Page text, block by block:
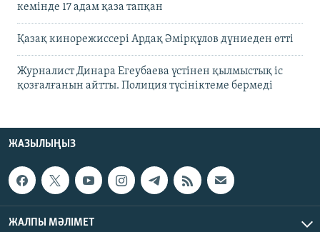
кемінде 17 адам қаза тапқан
Қазақ кинорежиссері Ардақ Әмірқұлов дүниеден өтті
Журналист Динара Егеубаева үстінен қылмыстық іс
қозғалғанын айтты. Полиция түсініктеме бермеді
ЖАЗЫЛЫҢЫЗ
ЖАЛПЫ МӘЛІМЕТ